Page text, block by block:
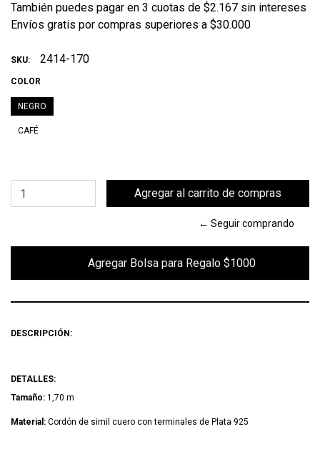
También puedes pagar en 3 cuotas de $2.167 sin intereses
Envíos gratis por compras superiores a $30.000
SKU: 2414-170
COLOR
NEGRO
CAFÉ
← Seguir comprando
DESCRIPCIÓN:
DETALLES:
Tamaño: 1,70 m
Material: Cordón de simil cuero con terminales de Plata 925